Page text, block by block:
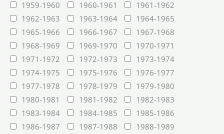
1959-1960
1960-1961
1961-1962
1962-1963
1963-1964
1964-1965
1965-1966
1966-1967
1967-1968
1968-1969
1969-1970
1970-1971
1971-1972
1972-1973
1973-1974
1974-1975
1975-1976
1976-1977
1977-1978
1978-1979
1979-1980
1980-1981
1981-1982
1982-1983
1983-1984
1984-1985
1985-1986
1986-1987
1987-1988
1988-1989